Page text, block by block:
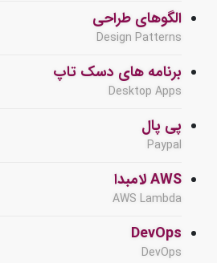
الگوهای طراحی
Design Patterns
برنامه های دسک تاپ
Desktop Apps
پی پال
Paypal
AWS لامبدا
AWS Lambda
DevOps
DevOps